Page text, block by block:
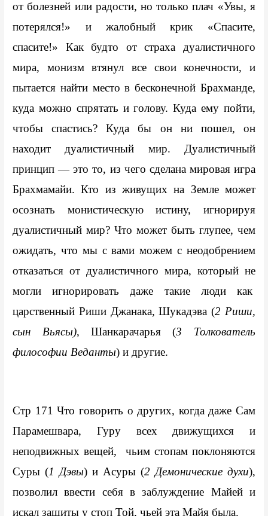
от болезней или радости, но только плач «Увы, я
потерялся!» и жалобный крик «Спасите,
спасите!» Как будто от страха дуалистичного
мира, монизм втянул все свои конечности, и
пытается найти место в бесконечной Брахманде,
куда можно спрятать и голову. Куда ему пойти,
чтобы спастись? Куда бы он ни пошел, он
находит дуалистичный мир. Дуалистичный
принцип — это то, из чего сделана мировая игра
Брахмамайи. Кто из живущих на Земле может
осознать монистическую истину, игнорируя
дуалистичный мир? Что может быть глупее, чем
ожидать, что мы с вами можем с неодобрением
отказаться от дуалистичного мира, который не
могли игнорировать даже такие люди как
царственный Риши Джанака, Шукадэва (2 Риши,
сын Вьясы), Шанкарачарья (3 Толкователь
философии Веданты) и другие.
Стр 171 Что говорить о других, когда даже Сам
Парамешвара, Гуру всех движущихся и
неподвижных вещей,  чьим стопам поклоняются
Суры (1 Дэвы) и Асуры (2 Демонические духи),
позволил ввести себя в заблуждение Майей и
искал защиты у стоп Той, чьей эта Майя была.